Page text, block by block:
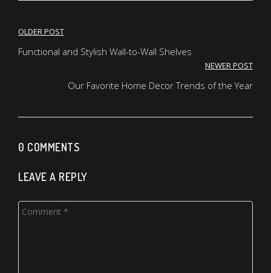
Beitrags-
Navigation
OLDER POST
Functional and Stylish Wall-to-Wall Shelves
NEWER POST
Our Favorite Home Decor Trends of the Year
0 COMMENTS
LEAVE A REPLY